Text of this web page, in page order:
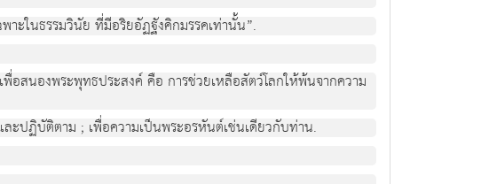
ะในธรรมวินัย ที่มีอริยอัฏฐังคิกมรรคเท่านั้น”.
สนองพระพุทธประสงค์ คือ การช่วยเหลือสัตว์โลกให้พ้นจากความ
ปฏิบัติตาม ; เพื่อความเป็นพระอรหันต์เช่นเดียวกับท่าน.